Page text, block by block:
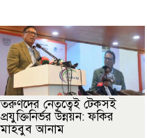
তরুণদের নেতৃত্বেই টেকসই
প্রযুক্তিনির্ভর উন্নয়ন: ফকির
মাহবুব আনাম